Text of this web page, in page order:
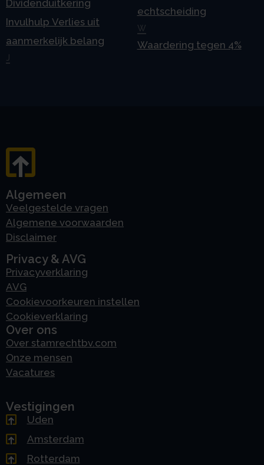
Dividenduitkering
Invulhulp Verlies uit
aanmerkelijk belang
echtscheiding
W
Waardering tegen 4%
Algemeen
Veelgestelde vragen
Algemene voorwaarden
Disclaimer
Privacy & AVG
Privacyverklaring
AVG
Cookievoorkeuren instellen
Cookieverklaring
Over ons
Over stamrechtbv.com
Onze mensen
Vacatures
Vestigingen
Uden
Amsterdam
Rotterdam